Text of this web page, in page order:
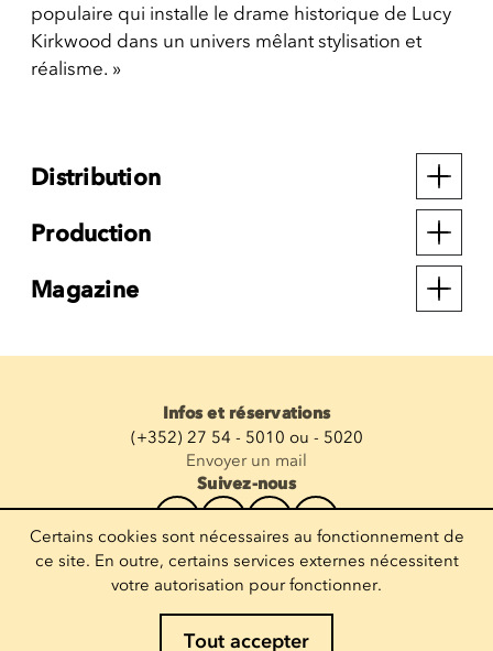
populaire qui installe le drame historique de Lucy
Kirkwood dans un univers mêlant stylisation et
réalisme. »
Distribution
Production
Magazine
Infos et réservations
(+352) 27 54 - 5010 ou - 5020
Envoyer un mail
Suivez-nous
Recevoir la newsletter
Entrez votre mail
Certains cookies sont nécessaires au fonctionnement de
ce site. En outre, certains services externes nécessitent
votre autorisation pour fonctionner.
Tout accepter